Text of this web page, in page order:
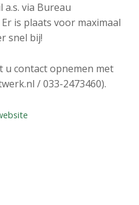
via Bureau
Er is plaats voor maximaal
snel bij!
contact opnemen met
/ 033-2473460).